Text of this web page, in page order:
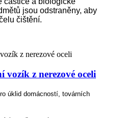
jsou odstraněny, aby
čištění.
vozík z nerezové oceli
úklid domácností, továrních